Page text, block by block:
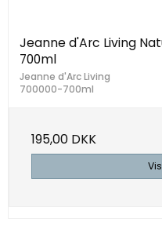
Jeanne d'Arc Living
700ml
Jeanne d'Arc Living
700000-700ml
195,00 DKK